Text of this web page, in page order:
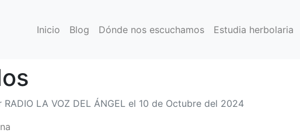
Inicio Blog Dónde nos escuchamos Estudia herbolaria
LA VOZ DEL ÁNGEL el 10 de Octubre del 2024